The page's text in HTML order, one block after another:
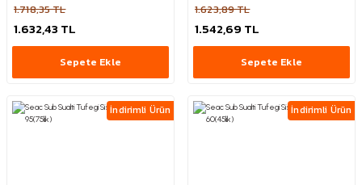
1.718,35 TL
1.632,43 TL
Sepete Ekle
1.623,89 TL
1.542,69 TL
Sepete Ekle
İndirimli Ürün İndirimli Ürün